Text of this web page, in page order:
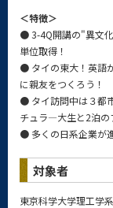
＜特徴＞
● 3-4Q開講の"異文
単位取得！
● タイの東大！英語
に親友をつくろう！
● タイ訪問中は３都
チュラ―大生と2泊の
● 多くの日系企業が
対象者
東京科学大学理工学